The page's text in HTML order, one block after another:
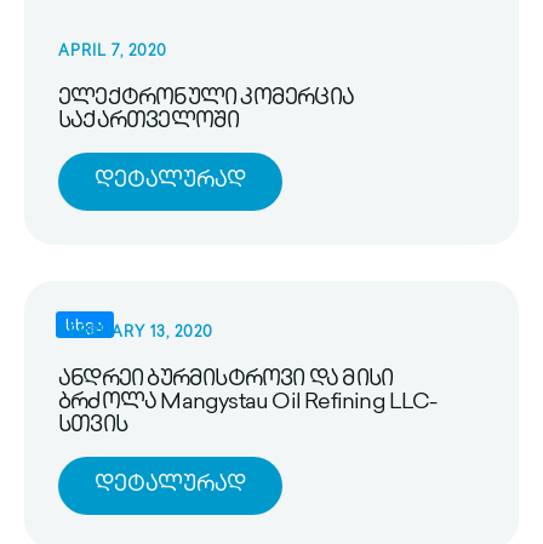
APRIL 7, 2020
ელექტრონული კომერცია
საქართველოში
Დეტალურად
სხვა
FEBRUARY 13, 2020
ანდრეი ბურმისტროვი და მისი
ბრძოლა Mangystau Oil Refining LLC-
სთვის
Დეტალურად